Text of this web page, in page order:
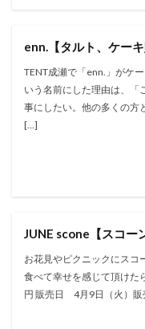
enn.【タルト、ケーキ
TENT成瀬で「enn.」がケ
いう名前にした理由は、「
事にしたい。他の多くの方
[…]
JUNE scone【スコー
お花見やピクニックにスコ
食べて幸せを感じて頂け
円 販売日 4月9日（火）